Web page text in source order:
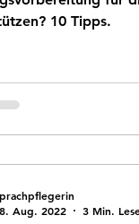
10 Tipps.
Aug. 2022
3 Min.